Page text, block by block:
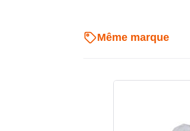
accélérer le câblage, fluidifier
Même marque